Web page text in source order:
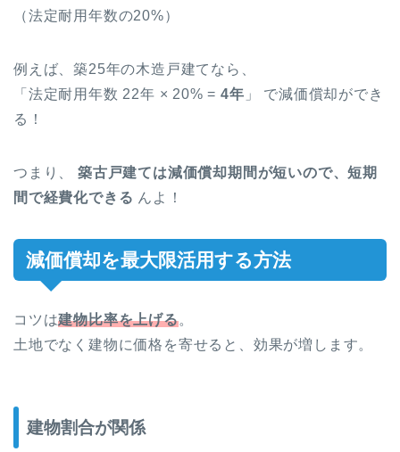
（法定耐用年数の20%）
例えば、築25年の木造戸建てなら、
「法定耐用年数 22年 × 20% = 4年 」 で減価償却ができ
る！
つまり、 築古戸建ては減価償却期間が短いので、短期
間で経費化できる んよ！
減価償却を最大限活用する方法
コツは建物比率を上げる。
土地でなく建物に価格を寄せると、効果が増します。
建物割合が関係